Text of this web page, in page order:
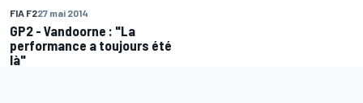
FIA F227 mai 2014
GP2 - Vandoorne : "La
performance a toujours été
là"